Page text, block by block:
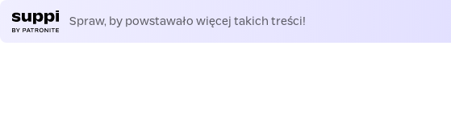
Spraw, by powstawało więcej takich treści!